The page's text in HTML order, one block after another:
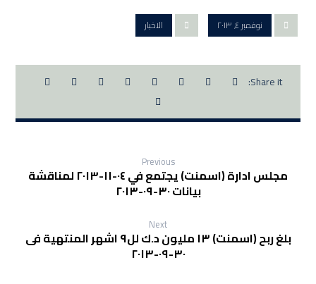
نوفمبر ٤, ٢٠١٣ الاخبار
Previous
مجلس ادارة (اسمنت) يجتمع في ٠٤-١١-٢٠١٣ لمناقشة
بيانات ٣٠-٠٩-٢٠١٣
Next
بلغ ربح (اسمنت) ١٣ مليون د.ك لل٩ اشهر المنتهية فى
٣٠-٠٩-٢٠١٣